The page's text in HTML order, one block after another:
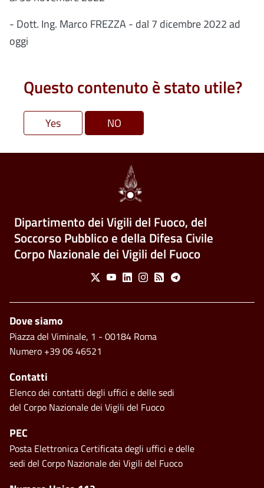
- Dott. Ing. Marco FREZZA - dal 7 dicembre 2022 ad
oggi
Questo contenuto è stato utile?
Dipartimento dei Vigili del Fuoco, del
Soccorso Pubblico e della Difesa Civile
Corpo Nazionale dei Vigili del Fuoco
Social Menu
X YoutubeLinkedinInstagram
Feed Telegram
Piè di pagina
Dove siamo
Piazza del Viminale, 1 - 00184 Roma
Numero +39 06 46521
Contatti
Elenco dei contatti degli uffici e delle sedi
del Corpo Nazionale dei Vigili del Fuoco
PEC
Posta Elettronica Certificata degli uffici e delle
sedi del Corpo Nazionale dei Vigili del Fuoco